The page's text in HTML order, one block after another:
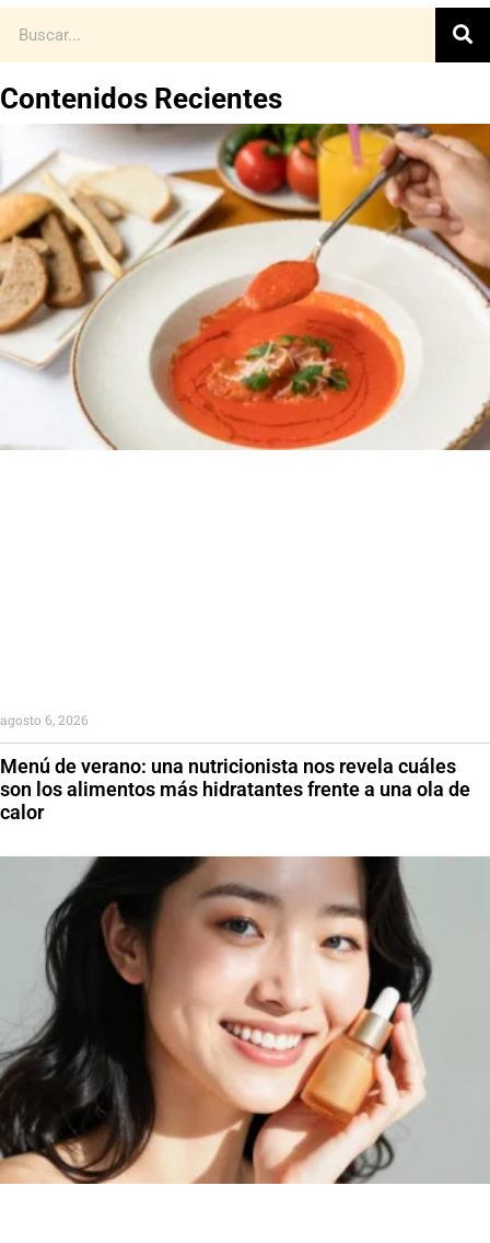
Contenidos Recientes
Menú de verano: una nutricionista nos revela cuáles
son los alimentos más hidratantes frente a una ola de
calor
agosto 6, 2026